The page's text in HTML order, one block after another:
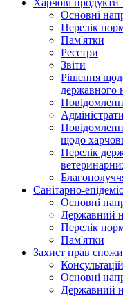
Основні
Перелік
Пам'ятки
Реєстри
Звіти
Рішення
державного
щодо
Перелік
Санітарно-
Основні
Державний
Перелік
Пам'ятки
Захист прав
Основні
Державний